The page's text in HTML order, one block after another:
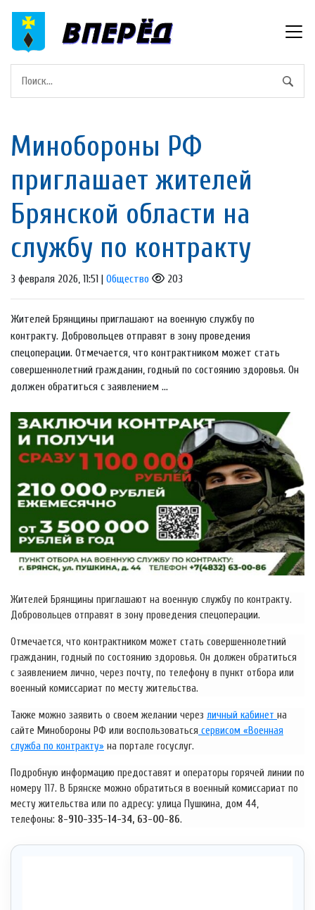
Минобороны РФ
приглашает жителей
Брянской oбласти на
cлужбу по контрaкту
3 февраля 2026, 11:51 | Общество 203
Жителей Брянщины приглашают на военную службу по
контракту. Добровольцев отправят в зону проведения
спецоперации. Отмечается, что контрактником может стать
совершеннолетний гражданин, годный по состоянию здоровья. Он
должен обратиться с заявлением ...
Жителей Брянщины приглашают на военную службу по контракту.
Добровольцев отправят в зону проведения спецоперации.
Отмечается, что контрактником может стать совершеннолетний
гражданин, годный по состоянию здоровья. Он должен обратиться
с заявлением лично, через почту, по телефону в пункт отбора или
военный комиссариат по месту жительства.
Также можно заявить о своем желании через личный кабинет на
сайте Минобороны РФ или воспользоваться сервисом «Военная
служба по контракту» на портале госуслуг.
Подробную информацию предоставят и операторы горячей линии по
номеру 117. В Брянске можно обратиться в военный комиссариат по
месту жительства или по адресу: улица Пушкина, дом 44,
телефоны: 8-910-335-14-34, 63-00-86.